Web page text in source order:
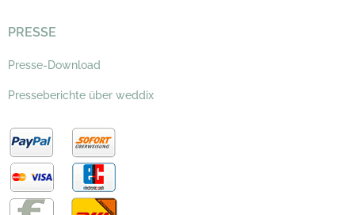
PRESSE
Presse-Download
Presseberichte über weddix